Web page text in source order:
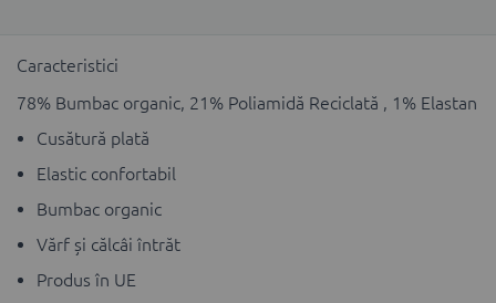
Caracteristici
78% Bumbac organic, 21% Poliamidă Reciclată , 1% Elastan
Cusătură plată
Elastic confortabil
Bumbac organic
Vărf și călcâi întrăt
Produs în UE